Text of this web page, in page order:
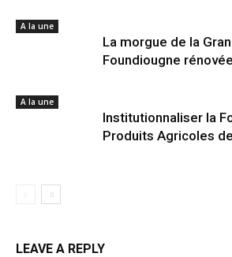
A la une
La morgue de la
Foundiougne rénovée
A la une
Institutionnaliser la
Produits Agricoles
LEAVE A REPLY